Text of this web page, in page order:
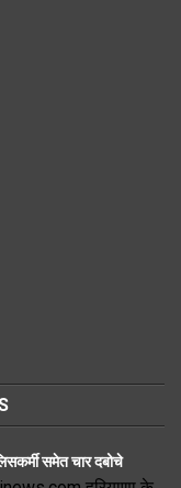
समेत चार दबोचे